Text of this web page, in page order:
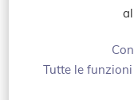
Tutte le